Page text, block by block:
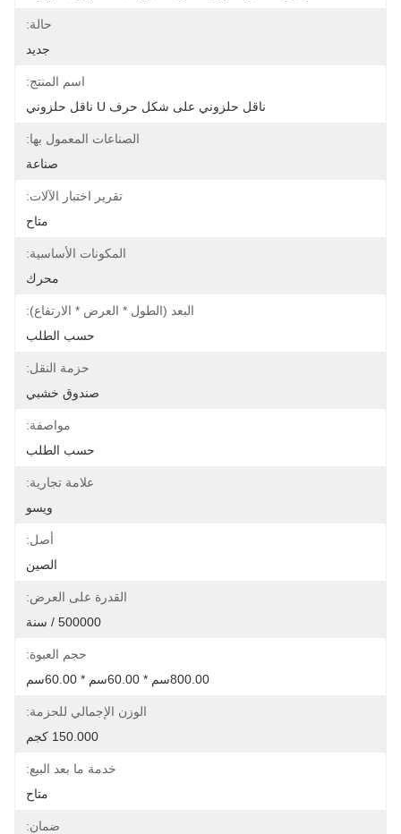
حالة:
جديد
اسم المنتج:
ناقل حلزوني على شكل حرف U ناقل حلزوني
الصناعات المعمول بها:
صناعة
تقرير اختبار الآلات:
متاح
المكونات الأساسية:
محرك
البعد (الطول * العرض * الارتفاع):
حسب الطلب
حزمة النقل:
صندوق خشبي
مواصفة:
حسب الطلب
علامة تجارية:
ويسو
أصل:
الصين
القدرة على العرض:
500000 / سنة
حجم العبوة:
800.00سم * 60.00سم * 60.00سم
الوزن الإجمالي للحزمة:
150.000 كجم
خدمة ما بعد البيع:
متاح
ضمان: